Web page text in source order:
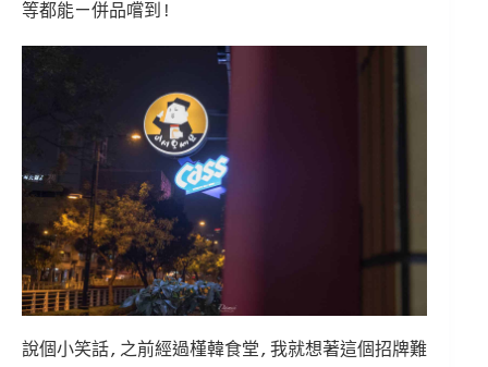
等都能ㄧ併品嚐到!
說個小笑話,之前經過槿韓食堂,我就想著這個招牌難